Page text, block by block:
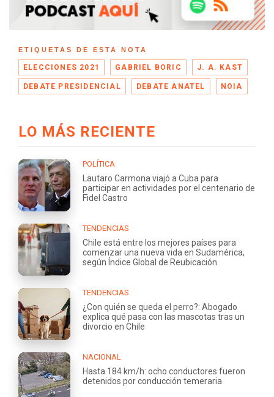
ETIQUETAS DE ESTA NOTA
ELECCIONES 2021 GABRIEL BORIC J. A. KAST
DEBATE PRESIDENCIAL DEBATE ANATEL NOIA
LO MÁS RECIENTE
POLÍTICA
Lautaro Carmona viajó a Cuba para
participar en actividades por el centenario de
Fidel Castro
TENDENCIAS
Chile está entre los mejores países para
comenzar una nueva vida en Sudamérica,
según Índice Global de Reubicación
TENDENCIAS
¿Con quién se queda el perro?: Abogado
explica qué pasa con las mascotas tras un
divorcio en Chile
NACIONAL
Hasta 184 km/h: ocho conductores fueron
detenidos por conducción temeraria